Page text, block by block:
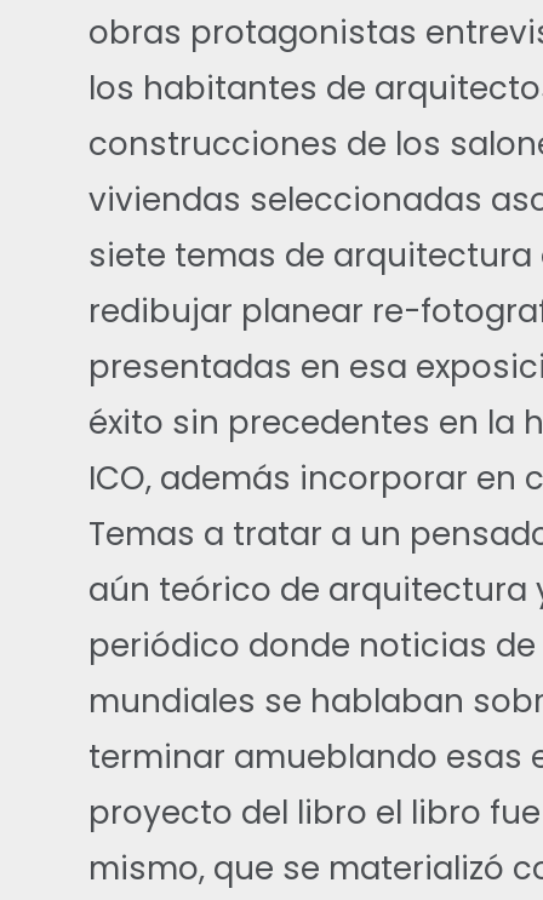
obras protagonistas
los habitantes de
construcciones de los
viviendas seleccionadas
siete temas de arquitectura
redibujar planear re-
presentadas en esa
éxito sin precedentes en la
ICO, además incorporar en
Temas a tratar a un
aún teórico de arquitectura
periódico donde noticias
mundiales se hablaban
terminar amueblando esas
proyecto del libro el libro
mismo, que se materializó